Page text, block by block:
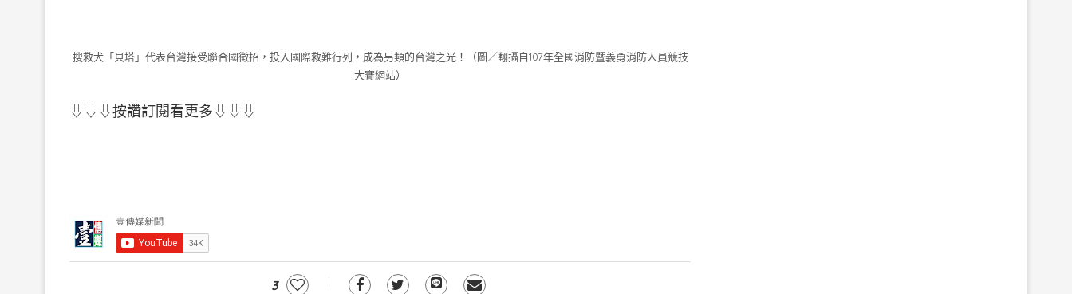
搜救犬「貝塔」代表台灣接受聯合國徵招，投入國際救難行列，成為另類的台灣之光！（圖／翻攝自107年全國消防暨義勇消防人員競技
大賽網站）
⇩⇩⇩按讚訂閱看更多⇩⇩⇩
3